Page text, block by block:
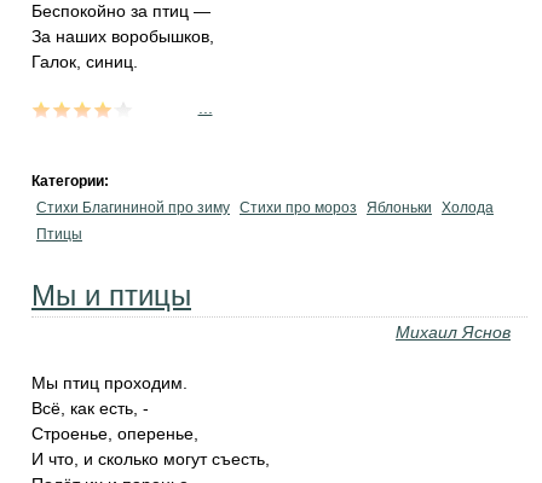
Беспокойно за птиц —
За наших воробышков,
Галок, синиц.
Категории:
Стихи Благининой про зиму Стихи про мороз Яблоньки
Холода
Птицы
Мы и птицы
Михаил Яснов
Мы птиц проходим.
Всё, как есть, -
Строенье, оперенье,
И что, и сколько могут съесть,